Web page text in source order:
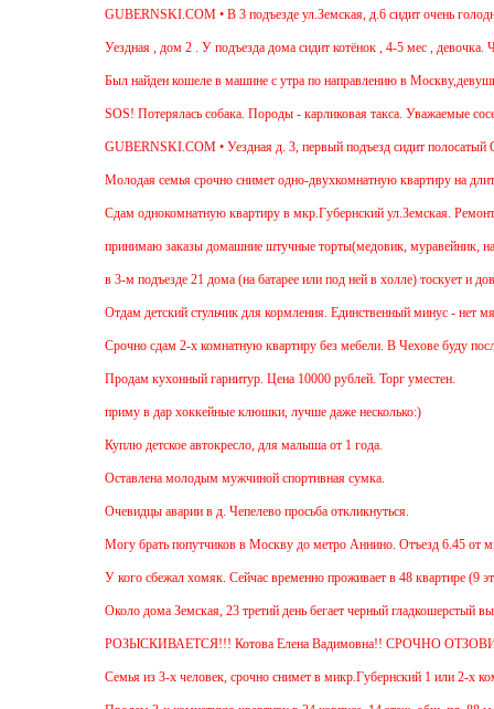
GUBERNSKI.COM • В 3 подъезде ул.Земская, д.6 сидит очень голодная
Уездная , дом 2 . У подъезда дома сидит котёнок , 4-5 мес , девочка.
Был найден кошеле в машине с утра по направлению в Москву,девушка
SOS! Потерялась собака. Породы - карликовая такса. Уважаемые соседи!
GUBERNSKI.COM • Уездная д. 3, первый подъезд сидит полосатый
Молодая семья срочно снимет одно-двухкомнатную квартиру на
Cдам однокомнатную квартиру в мкр.Губернский ул.Земская. Ремонт от
принимаю заказы домашние штучные торты(медовик, муравейник,
в 3-м подъезде 21 дома (на батарее или под ней в холле) тоскует и
Отдам детский стульчик для кормления. Единственный минус - нет мягкой
Срочно сдам 2-х комнатную квартиру без мебели. В Чехове буду после 15-
Продам кухонный гарнитур. Цена 10000 рублей. Торг уместен.
приму в дар хоккейные клюшки, лучше даже несколько:)
Куплю детское автокресло, для малыша от 1 года.
Оставлена молодым мужчиной спортивная сумка.
Очевидцы аварии в д. Чепелево просьба откликнуться.
Могу брать попутчиков в Москву до метро Аннино. Отъезд 6.45 от
У кого сбежал хомяк. Сейчас временно проживает в 48 квартире (9 этаж
Около дома Земская, 23 третий день бегает черный гладкошерстый
РОЗЫСКИВАЕТСЯ!!! Котова Елена Вадимовна!! СРОЧНО
Семья из 3-х человек, срочно снимет в микр.Губернский 1 или 2-х